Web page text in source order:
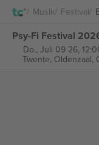
Musik Festival
Psy-Fi Festival
Do., Juli 09 26,
Twente, Oldenzaal,